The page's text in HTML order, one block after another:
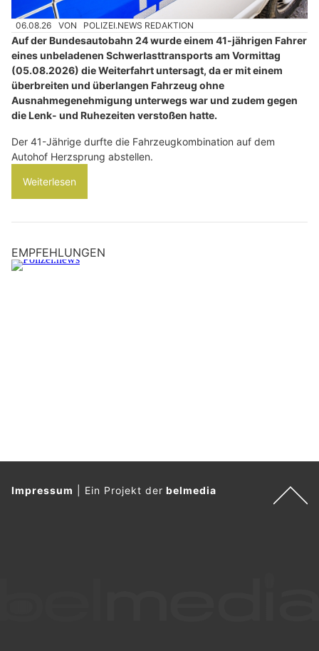
06.08.26 VON POLIZEI.NEWS REDAKTION
Auf der Bundesautobahn 24 wurde einem 41-jährigen Fahrer
eines unbeladenen Schwerlasttransports am Vormittag
(05.08.2026) die Weiterfahrt untersagt, da er mit einem
überbreiten und überlangen Fahrzeug ohne
Ausnahmegenehmigung unterwegs war und zudem gegen
die Lenk- und Ruhezeiten verstoßen hatte.
Der 41-Jährige durfte die Fahrzeugkombination auf dem
Autohof Herzsprung abstellen.
Weiterlesen
EMPFEHLUNGEN
Impressum Ein Projekt derbelmedia